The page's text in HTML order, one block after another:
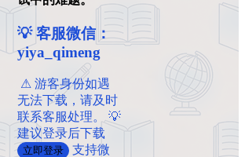
💡 客服微信：
yiya_qimeng
️ ️⚠ 游客身份如遇
无法下载，请及时
联系客服处理。 💡
建议登录后下载
立即登录
支持微